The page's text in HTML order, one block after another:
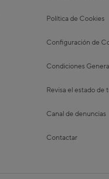
Política de Cookies
Configuración de
Condiciones
Revisa el estado de
Canal de denuncias
Contactar